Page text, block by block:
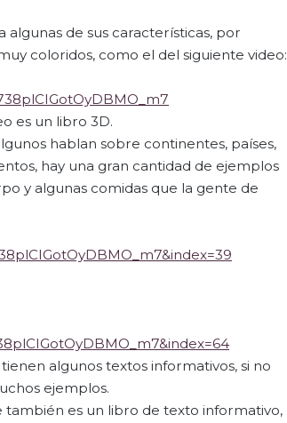
de sus características, por
coloridos, como el del siguiente video:
es un libro 3D.
hablan sobre continentes, países,
hay una gran cantidad de ejemplos
y algunas comidas que la gente de
algunos textos informativos, si no
ejemplos.
también es un libro de texto informativo,